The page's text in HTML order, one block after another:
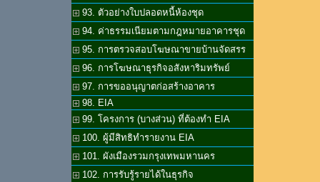
93. ตัวอย่างใบปลอดหนี้ห้องชุด
94. ค่าธรรมเนียมตามกฎหมายอาคารชุด
95. การตรวจสอบโฆษณาขายบ้านจัดสรร
96. การโฆษณาธุรกิจอสังหาริมทรัพย์
97. การขออนุญาตก่อสร้างอาคาร
98. EIA
99. โครงการ (บางส่วน) ที่ต้องทำ EIA
100. ผู้มีสิทธิทำรายงาน EIA
101. ผังเมืองรวมกรุงเทพมหานคร
102. การรับรู้รายได้ในธุรกิจ